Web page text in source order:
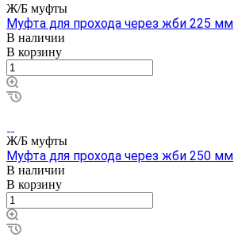
Ж/Б муфты
Муфта для прохода через жби 225 мм
В наличии
В корзину
Ж/Б муфты
Муфта для прохода через жби 250 мм
В наличии
В корзину